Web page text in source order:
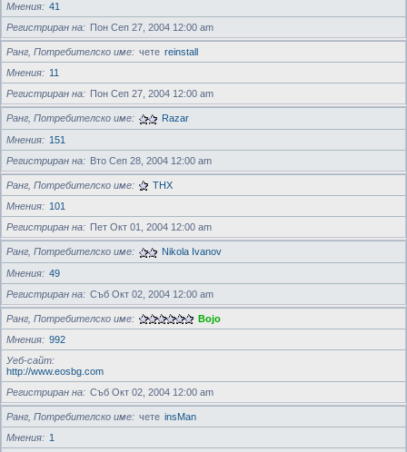
Мнения
41
Регистриран на
Пон Сеп 27, 2004 12:00 am
Ранг, Потребителско име чете reinstall
Мнения
11
Регистриран на
Пон Сеп 27, 2004 12:00 am
Ранг, Потребителско име
Razar
Мнения
151
Регистриран на
Вто Сеп 28, 2004 12:00 am
Ранг, Потребителско име
THX
Мнения
101
Регистриран на
Пет Окт 01, 2004 12:00 am
Ранг, Потребителско име
Nikola Ivanov
Мнения
49
Регистриран на
Съб Окт 02, 2004 12:00 am
Ранг, Потребителско име
Bojo
Мнения
992
Уеб-сайт
http://www.eosbg.com
Регистриран на
Съб Окт 02, 2004 12:00 am
Ранг, Потребителско име чете insMan
Мнения
1